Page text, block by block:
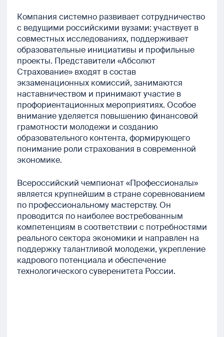
Компания системно развивает сотрудничество
с ведущими российскими вузами: участвует в
совместных исследованиях, поддерживает
образовательные инициативы и профильные
проекты. Представители «Абсолют
Страхование» входят в состав
экзаменационных комиссий, занимаются
наставничеством и принимают участие в
профориентационных мероприятиях. Особое
внимание уделяется повышению финансовой
грамотности молодежи и созданию
образовательного контента, формирующего
понимание роли страхования в современной
экономике.
Всероссийский чемпионат «Профессионалы»
является крупнейшим в стране соревнованием
по профессиональному мастерству. Он
проводится по наиболее востребованным
компетенциям в соответствии с потребностями
реального сектора экономики и направлен на
поддержку талантливой молодежи, укрепление
кадрового потенциала и обеспечение
технологического суверенитета России.